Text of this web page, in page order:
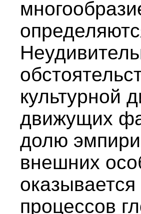
культурной
движущих
долю
внешних
процессов